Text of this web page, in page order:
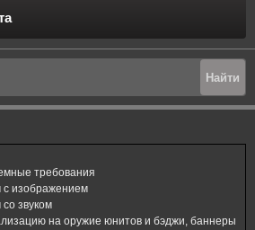
требования
изображением
звуком
на оружие юнитов и бэджи, баннеры